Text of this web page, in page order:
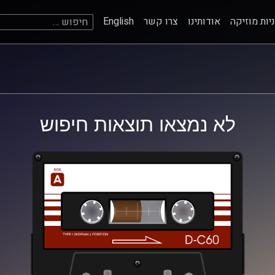
מוזיקה אודותינו צרו קשר English חיפוש:
לא נמצאו תוצאות חיפוש